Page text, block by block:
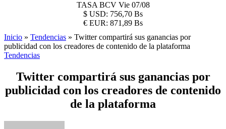
TASA BCV Vie 07/08
$ USD: 756,70 Bs
€ EUR: 871,89 Bs
Inicio » Tendencias » Twitter compartirá sus ganancias por
publicidad con los creadores de contenido de la plataforma
Tendencias
Twitter compartirá sus ganancias por
publicidad con los creadores de contenido
de la plataforma